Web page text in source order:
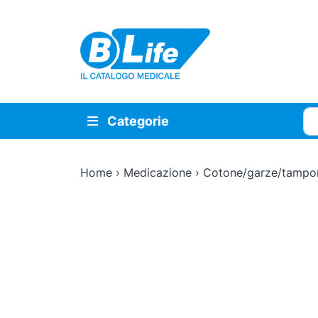
Vai al contenuto principale
Categorie
Home› Medicazione› Cotone/garze/